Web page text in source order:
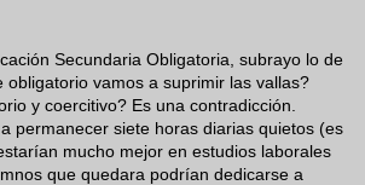
Secundaria Obligatoria, subrayo lo de
vamos a suprimir las vallas?
y coercitivo? Es una contradicción.
permanecer siete horas diarias quietos (es
mucho mejor en estudios laborales
que quedara podrían dedicarse a